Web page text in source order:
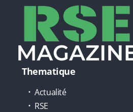
Thematique
Actualité
RSE